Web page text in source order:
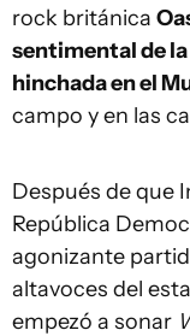
rock británica
sentimental de
hinchada en el
campo y en las
Después de que
República
agonizante
altavoces del
empezó a sonar